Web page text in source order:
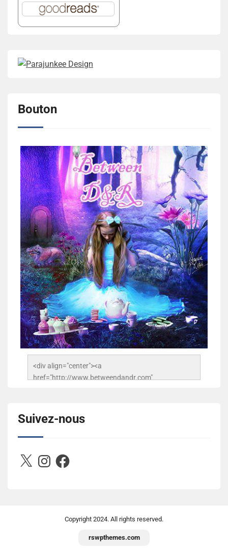
Bouton
<div align="center"><a
href="http://www.betweendandr.com"
503716673157532-2788222864243652657-n.jpg"
alt="Between D&R" style="border:none;" /></a>
</div>
Suivez-nous
X InstagramFacebook
Copyright 2024. All rights reserved.
rswpthemes.com